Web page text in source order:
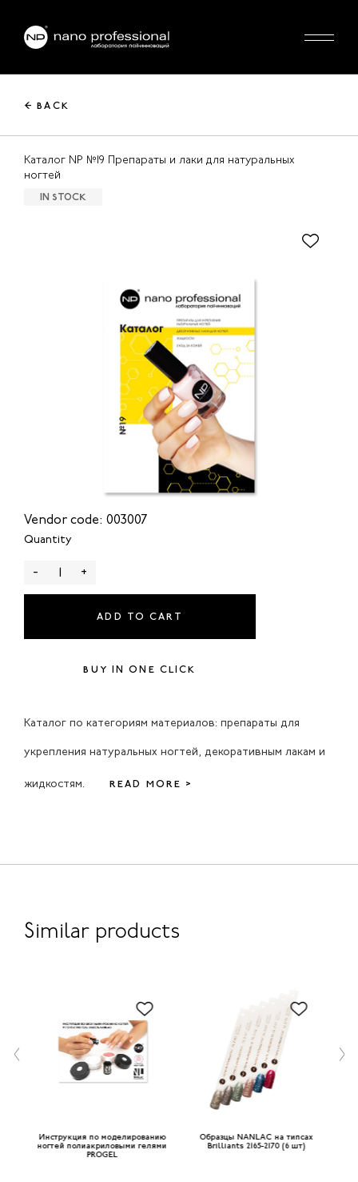
← BACK
Каталог NP №19 Препараты и лаки для натуральных
ногтей
IN STOCK
Vendor code: 003007
Quantity
- +
ADD TO CART
BUY IN ONE CLICK
Каталог по категориям материалов: препараты для
укрепления натуральных ногтей, декоративным лакам и
жидкостям. READ MORE >
Similar products
Инструкция по моделированию
ногтей полиакриловыми гелями
PROGEL
Образцы NANLAC на типсах
Brilliants 2165-2170 (6 шт)